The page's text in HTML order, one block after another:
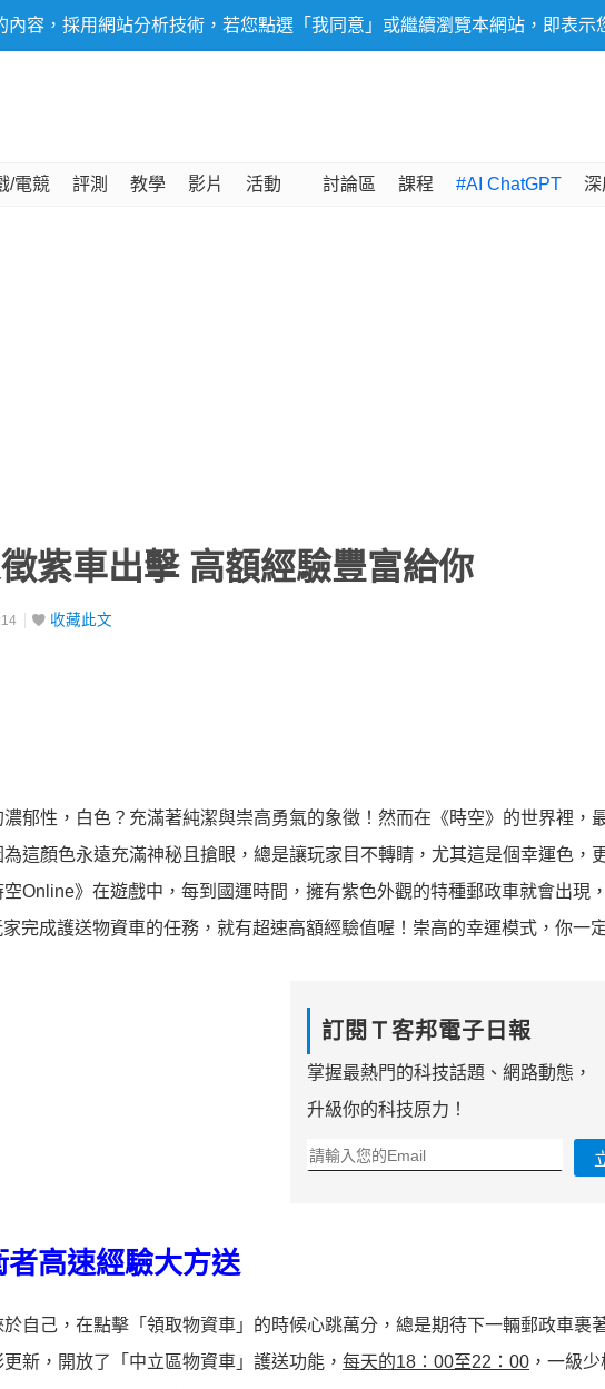
內容，採用網站分析技術，若您點選「我同意」或繼續瀏覽本網站，即表示
/電競 評測 教學 影片 活動 討論區 課程 #AI ChatGPT 深
徵紫車出擊 高額經驗豐富給你
收藏此文
郁性，白色？充滿著純潔與崇高勇氣的象徵！然而在《時空》的世界裡，
這顏色永遠充滿神秘且搶眼，總是讓玩家目不轉睛，尤其這是個幸運色，
Online》在遊戲中，每到國運時間，擁有紫色外觀的特種郵政車就會出現
完成護送物資車的任務，就有超速高額經驗值喔！崇高的幸運模式，你一
訂閱Ｔ客邦電子日報
掌握最熱門的科技話題、網路動態，
升級你的科技原力！
高速經驗大方送
自己，在點擊「領取物資車」的時候心跳萬分，總是期待下一輛郵政車裹
新，開放了「中立區物資車」護送功能， 每天的18：00至22：00 ，一級